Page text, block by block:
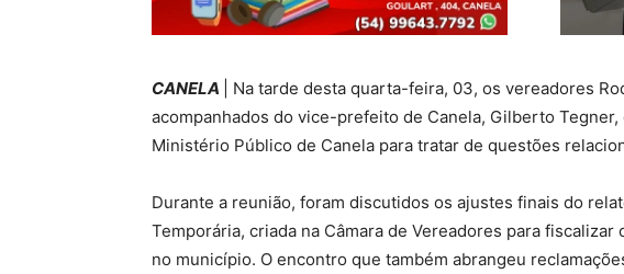
CANELA
| Na tarde desta quarta-feira, 03, os vereadores
acompanhados do vice-prefeito de Canela, Gilberto
Ministério Público de Canela para tratar de questões
Durante a reunião, foram discutidos os ajustes finais do
Temporária, criada na Câmara de Vereadores para fiscalizar
no município. O encontro que também abrangeu